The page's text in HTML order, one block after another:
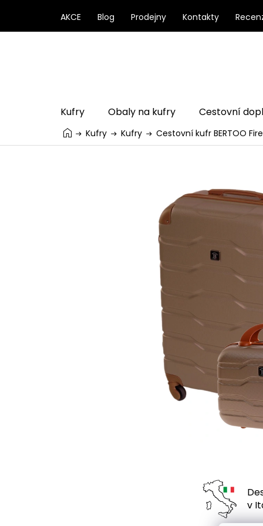
AKCE Blog Prodejny Kontakty
Kufry Obaly na kufry Cestovní
Kufry Kufry Cestovní kufr BERTOO
v